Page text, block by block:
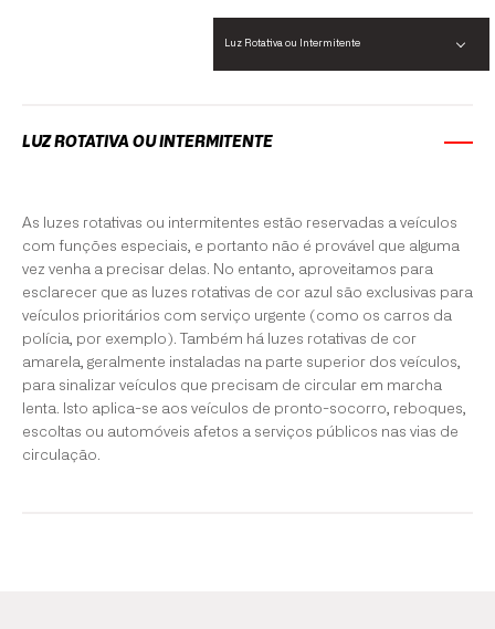
Luz Rotativa ou Intermitente
LUZ ROTATIVA OU INTERMITENTE
As luzes rotativas ou intermitentes estão reservadas a veículos
com funções especiais, e portanto não é provável que alguma
vez venha a precisar delas. No entanto, aproveitamos para
esclarecer que as luzes rotativas de cor azul são exclusivas para
veículos prioritários com serviço urgente (como os carros da
polícia, por exemplo). Também há luzes rotativas de cor
amarela, geralmente instaladas na parte superior dos veículos,
para sinalizar veículos que precisam de circular em marcha
lenta. Isto aplica-se aos veículos de pronto-socorro, reboques,
escoltas ou automóveis afetos a serviços públicos nas vias de
circulação.